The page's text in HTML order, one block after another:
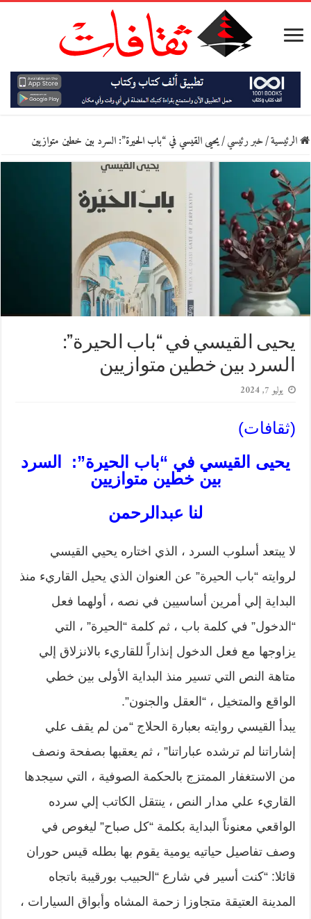
الرئيسية/خبر رئيسي/يحيى القيسي في “باب الحيرة”: السرد بين خطين متوازيين
يحيى القيسي في “باب الحيرة”:
السرد بين خطين متوازيين
يوليو 7, 2024
(ثقافات)
يحيى القيسي في “باب الحيرة”: السرد
بين خطين متوازيين
لنا عبدالرحمن
لا يبتعد أسلوب السرد ، الذي اختاره يحيي القيسي
لروايته “باب الحيرة” عن العنوان الذي يحيل القاريء منذ
البداية إلي أمرين أساسيين في نصه ، أولهما فعل
“الدخول” في كلمة باب ، ثم كلمة “الحيرة” ، التي
يزاوجها مع فعل الدخول إنذاراً للقاريء بالانزلاق إلي
متاهة النص التي تسير منذ البداية الأولى بين خطي
الواقع والمتخيل ، “العقل والجنون”.
يبدأ القيسي روايته بعبارة الحلاج “من لم يقف علي
إشاراتنا لم ترشده عباراتنا” ، ثم يعقبها بصفحة ونصف
من الاستغفار الممتزج بالحكمة الصوفية ، التي سيجدها
القاريء علي مدار النص ، ينتقل الكاتب إلي سرده
الواقعي معنوناً البداية بكلمة “كل صباح” ليغوص في
وصف تفاصيل حياتيه يومية يقوم بها بطله قيس حوران
قائلا: “كنت أسير في شارع “الحبيب بورقيبة باتجاه
المدينة العتيقة متجاوزا زحمة المشاه وأبواق السيارات ،